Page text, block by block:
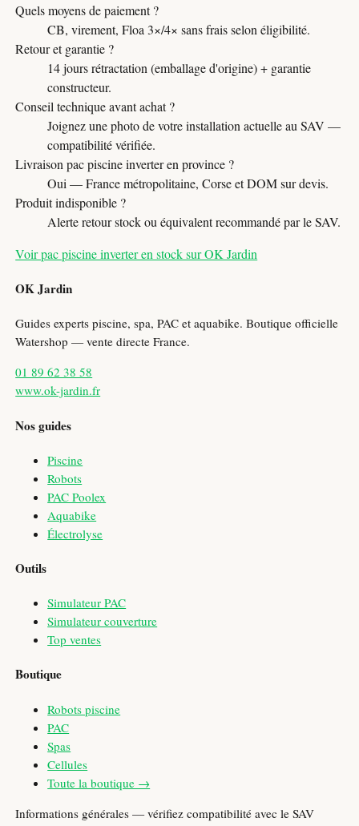
Quels moyens de paiement ?
CB, virement, Floa 3×/4× sans frais selon éligibilité.
Retour et garantie ?
14 jours rétractation (emballage d'origine) + garantie
constructeur.
Conseil technique avant achat ?
Joignez une photo de votre installation actuelle au SAV —
compatibilité vérifiée.
Livraison pac piscine inverter en province ?
Oui — France métropolitaine, Corse et DOM sur devis.
Produit indisponible ?
Alerte retour stock ou équivalent recommandé par le SAV.
Voir pac piscine inverter en stock sur OK Jardin
OK Jardin
Guides experts piscine, spa, PAC et aquabike. Boutique officielle
Watershop — vente directe France.
01 89 62 38 58
www.ok-jardin.fr
Nos guides
Piscine
Robots
PAC Poolex
Aquabike
Électrolyse
Outils
Simulateur PAC
Simulateur couverture
Top ventes
Boutique
Robots piscine
PAC
Spas
Cellules
Toute la boutique →
Informations générales — vérifiez compatibilité avec le SAV